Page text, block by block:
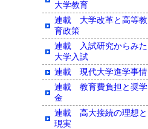
大学教育
連載 大学改革と高等教
育政策
連載 入試研究からみた
大学入試
連載 現代大学進学事情
連載 教育費負担と奨学
金
連載 高大接続の理想と
現実